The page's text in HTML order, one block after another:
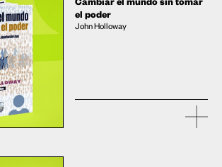
el poder
John Holloway